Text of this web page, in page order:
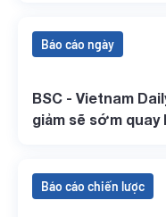
Báo cáo ngày
BSC - Vietnam
giảm sẽ sớm quay
Báo cáo chiến lược